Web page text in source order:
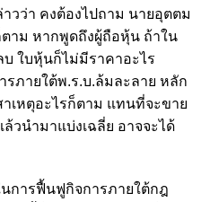
วว่า คงต้องไปถาม นายอุตตม
าม หากพูดถึงผู้ถือหุ้น ถ้าใน
ใบหุ้นก็ไม่มีราคาอะไร
ภายใต้พ.ร.บ.ล้มละลาย หลัก
เหตุอะไรก็ตาม แทนที่จะขาย
วนำมาแบ่งเฉลี่ย อาจจะได้
การฟื้นฟูกิจการภายใต้กฎ